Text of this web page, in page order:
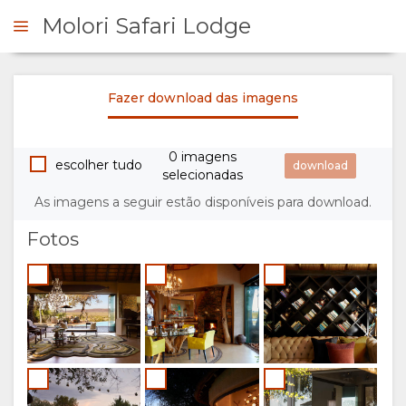
VISÃO
GERAL
NÓS
INSTALAÇÕES
DOCUMENTAÇÃO
GALERIA
IMAGENS
Molori Safari Lodge
Fazer download das imagens
escolher tudo
0 imagens
selecionadas
As imagens a seguir estão disponíveis para download.
Fotos